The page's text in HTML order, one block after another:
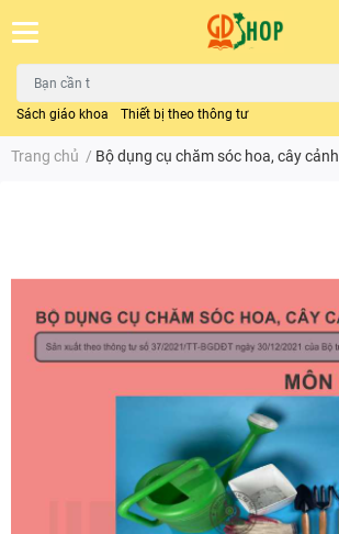
Sách giáo khoa Thiết bị theo thông tư
Trang chủ / Bộ dụng cụ chăm sóc hoa, cây cảnh